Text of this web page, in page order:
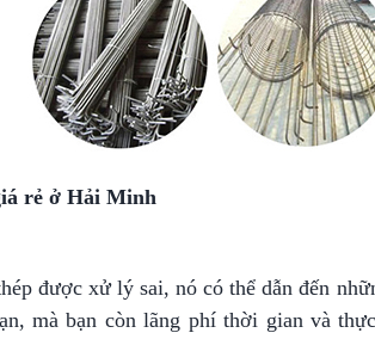
rẻ ở Hải Minh
được xử lý sai, nó có thể dẫn đến
mà bạn còn lãng phí thời gian và